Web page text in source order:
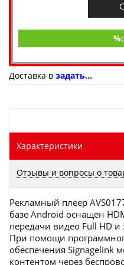
%
Доставка в задать...
Характеристики
Отзывы и вопросы о
Рекламный плеер
базе Android оснащен
передачи видео Full HD
При помощи
обеспечения Signagelink
контентом через